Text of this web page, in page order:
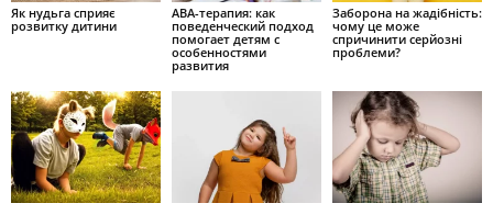
Як нудьга сприяє
розвитку дитини
ABA-терапия: как
поведенческий подход
помогает детям с
особенностями
развития
Заборона на жадібність:
чому це може
спричинити серйозні
проблеми?